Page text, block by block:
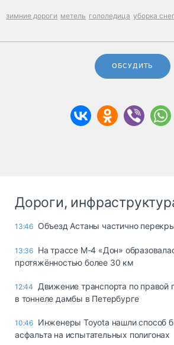
зимние дороги метель гололедица уборка
ОБСУДИТЬ
Дороги,
13:46 Объезд Астаны частично
13:36 На трассе М-4 «Дон»
протяжённостью более 30 км
12:44
Движение транспорта по правой
в тоннеле дамбы в Петербурге
10:46 Инженеры Toyota нашли способ
асфальта на испытательных полигонах